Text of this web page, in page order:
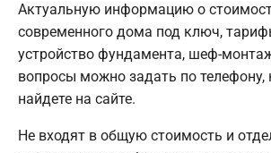
Актуальную информацию о
современного дома под ключ,
устройство фундамента, шеф-
вопросы можно задать по
найдете на сайте.
Не входят в общую стоимость и